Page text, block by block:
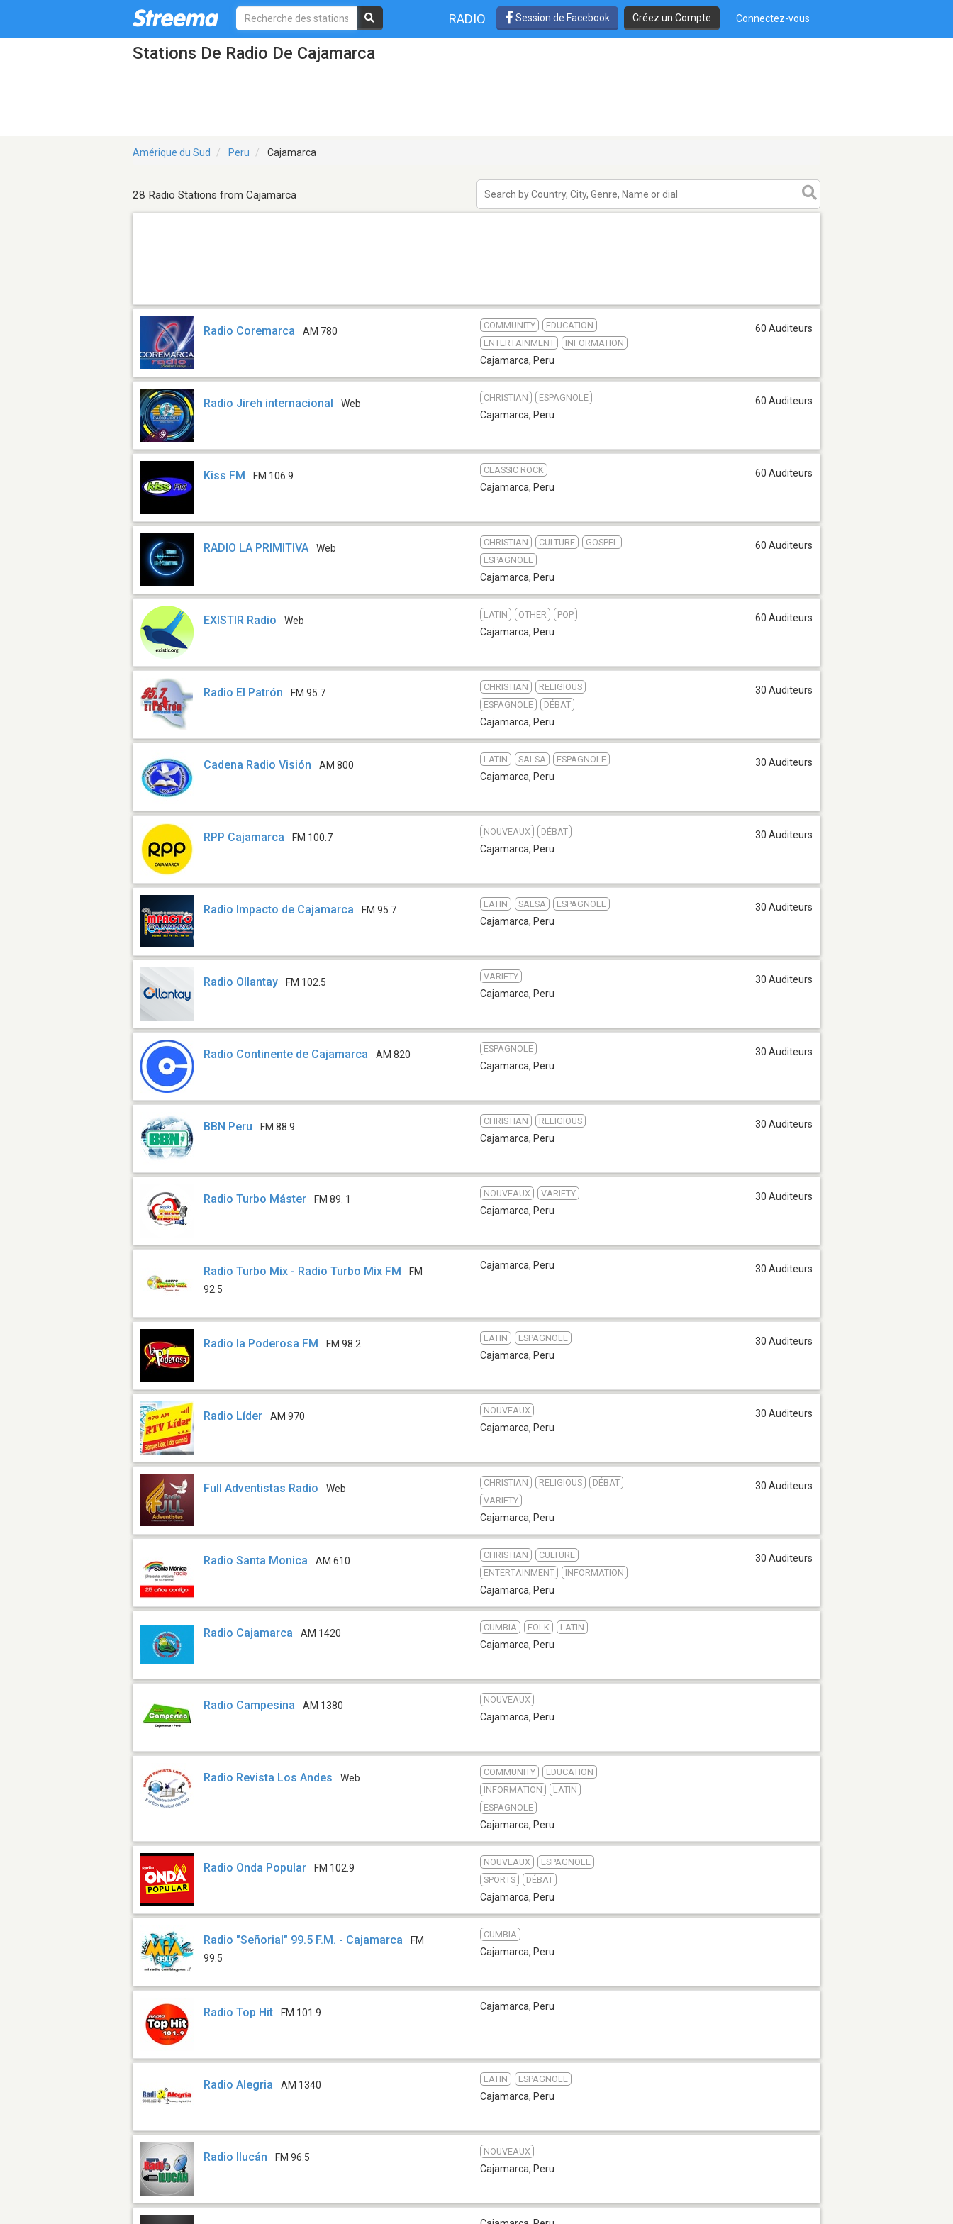
RADIO Session de Facebook Créez un Compte Connectez-vous
Stations De Radio De Cajamarca
Amérique du Sud Peru Cajamarca
28 Radio Stations from Cajamarca
Radio Coremarca AM 780
COMMUNITY
EDUCATION
ENTERTAINMENT
INFORMATION
Cajamarca, Peru
60 Auditeurs
Radio Jireh internacional Web
CHRISTIAN ESPAGNOLE
Cajamarca, Peru
60 Auditeurs
Kiss FM FM 106.9
CLASSIC ROCK
Cajamarca, Peru
60 Auditeurs
RADIO LA PRIMITIVA Web
CHRISTIAN CULTURE
GOSPEL
ESPAGNOLE
Cajamarca, Peru
60 Auditeurs
EXISTIR Radio Web
LATIN OTHER POP
Cajamarca, Peru
60 Auditeurs
Radio El Patrón FM 95.7
CHRISTIAN
RELIGIOUS
ESPAGNOLE
DÉBAT
Cajamarca, Peru
30 Auditeurs
Cadena Radio Visión AM 800
LATIN SALSA ESPAGNOLE
Cajamarca, Peru
30 Auditeurs
RPP Cajamarca FM 100.7
NOUVEAUX DÉBAT
Cajamarca, Peru
30 Auditeurs
Radio Impacto de Cajamarca FM 95.7
LATIN SALSA ESPAGNOLE
Cajamarca, Peru
30 Auditeurs
Radio Ollantay FM 102.5
VARIETY
Cajamarca, Peru
30 Auditeurs
Radio Continente de Cajamarca AM 820
ESPAGNOLE
Cajamarca, Peru
30 Auditeurs
BBN Peru FM 88.9
CHRISTIAN RELIGIOUS
Cajamarca, Peru
30 Auditeurs
Radio Turbo Máster FM 89. 1
NOUVEAUX VARIETY
Cajamarca, Peru
30 Auditeurs
Radio Turbo Mix - Radio Turbo Mix FM
FM
92.5
Cajamarca, Peru 30 Auditeurs
Radio la Poderosa FM FM 98.2
LATIN ESPAGNOLE
Cajamarca, Peru
30 Auditeurs
Radio Líder AM 970
NOUVEAUX
Cajamarca, Peru
30 Auditeurs
Full Adventistas Radio Web
CHRISTIAN RELIGIOUS
DÉBAT
VARIETY
Cajamarca, Peru
30 Auditeurs
Radio Santa Monica AM 610
CHRISTIAN
CULTURE
ENTERTAINMENT
INFORMATION
Cajamarca, Peru
30 Auditeurs
Radio Cajamarca AM 1420
CUMBIA FOLK LATIN
Cajamarca, Peru
Radio Campesina AM 1380
NOUVEAUX
Cajamarca, Peru
Radio Revista Los Andes Web
COMMUNITY
EDUCATION
INFORMATION
LATIN
ESPAGNOLE
Cajamarca, Peru
Radio Onda Popular FM 102.9
NOUVEAUX
ESPAGNOLE
SPORTS
DÉBAT
Cajamarca, Peru
Radio "Señorial" 99.5 F.M. - Cajamarca
FM
99.5
CUMBIA
Cajamarca, Peru
Radio Top Hit FM 101.9
Cajamarca, Peru
Radio Alegria AM 1340
LATIN ESPAGNOLE
Cajamarca, Peru
Radio Ilucán FM 96.5
NOUVEAUX
Cajamarca, Peru